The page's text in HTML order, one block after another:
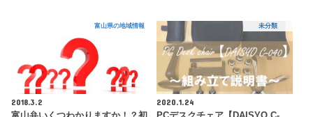
富山県の地域情報
2018.3.2
未分類
2020.1.24